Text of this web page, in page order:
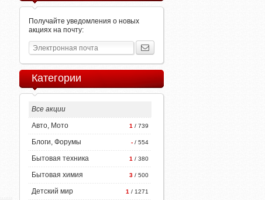
Получайте уведомления о новых
акциях на почту:
Категории
Все акции
1 / 739
Авто, Мото
- / 554
Блоги, Форумы
1 / 380
Бытовая техника
3 / 500
Бытовая химия
1 / 1271
Детский мир